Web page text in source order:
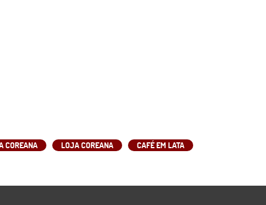
COREANA LOJA COREANA CAFÉ EM LATA